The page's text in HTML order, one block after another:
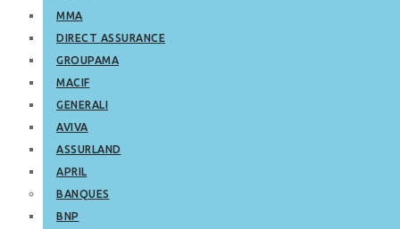
MMA
DIRECT ASSURANCE
GROUPAMA
MACIF
GENERALI
AVIVA
ASSURLAND
APRIL
BANQUES
BNP